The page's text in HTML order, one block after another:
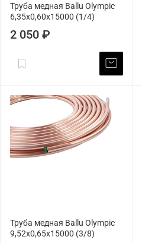
Труба медная Ballu Olympic
6,35х0,60х15000 (1/4)
2 050 ₽
Труба медная Ballu Olympic
9,52х0,65х15000 (3/8)